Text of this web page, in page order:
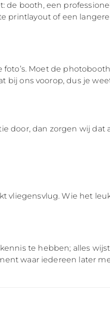
booth, een
printlayout of een
Moet de
bij ons voorop, dus je
door, dan zorgen wij dat
vliegensvlug. Wie het
te hebben; alles wijst
waar iedereen later